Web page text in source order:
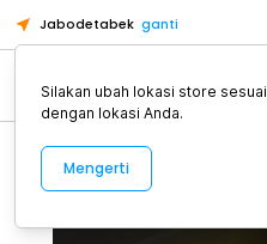
Jabodetabek ganti
Alat Kopi
Silakan ubah lokasi store sesuai
dengan lokasi Anda.
Mengerti